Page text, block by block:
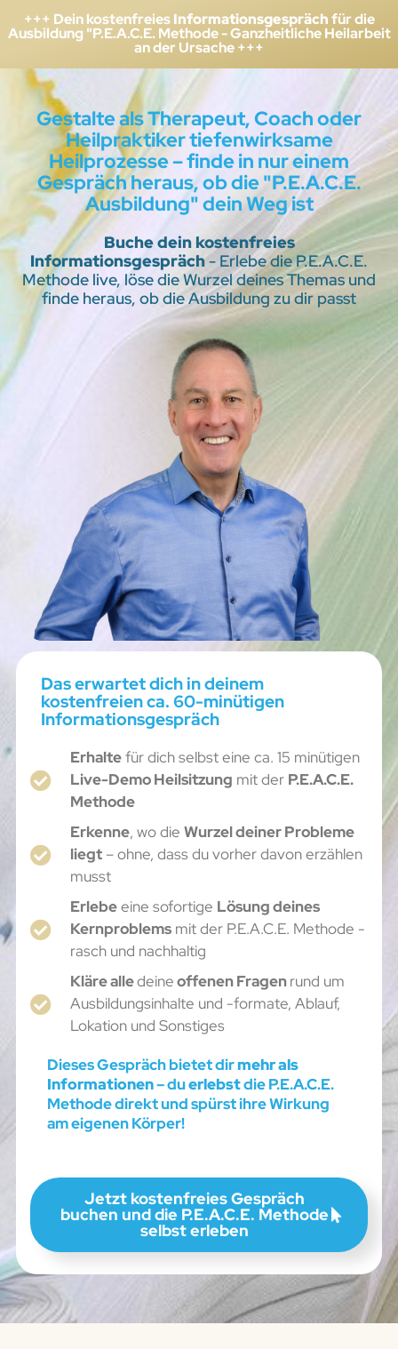
+++ Dein kostenfreiesInformationsgesprächfür die
Ausbildung "P.E.A.C.E. Methode - Ganzheitliche Heilarbeit
an der Ursache +++
Gestalte als Therapeut, Coach oder
Heilpraktiker tiefenwirksame
Heilprozesse – finde in nur einem
Gespräch heraus, ob die "P.E.A.C.E.
Ausbildung" dein Weg ist
Buche dein kostenfreies
Informationsgespräch- Erlebe die P.E.A.C.E.
Methode live, löse die Wurzel deines Themas und
finde heraus, ob die Ausbildung zu dir passt
Das erwartet dich in deinem
kostenfreien ca. 60-minütigen
Informationsgespräch
Erhaltefür dich selbst eine ca. 15 minütigen
Live-Demo Heilsitzung mit der P.E.A.C.E.
Methode
Erkenne, wo dieWurzel deiner Probleme
liegt – ohne, dass du vorher davon erzählen
musst
Erlebeeine sofortige Lösung deines
Kernproblems mit der P.E.A.C.E. Methode -
rasch und nachhaltig
Kläre alledeineoffenen Fragenrund um
Ausbildungsinhalte und -formate, Ablauf,
Lokation und Sonstiges
Dieses Gespräch bietet dirmehr als
Informationen– duerlebstdie P.E.A.C.E.
Methode direkt und spürst ihre Wirkung
am eigenen Körper!
Jetzt kostenfreies Gespräch
buchen und die P.E.A.C.E. Methode
selbst erleben